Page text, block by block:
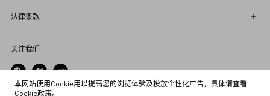
法律条款
关注我们
本网站使用Cookie用以提高您的浏览体验及投放个性化广告，具体请查看
Cookie政策。